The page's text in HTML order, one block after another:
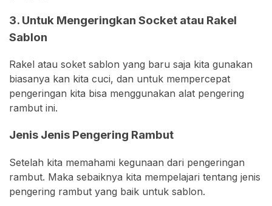
3. Untuk Mengeringkan Socket atau Rakel
Sablon
Rakel atau soket sablon yang baru saja kita gunakan
biasanya kan kita cuci, dan untuk mempercepat
pengeringan kita bisa menggunakan alat pengering
rambut ini.
Jenis Jenis Pengering Rambut
Setelah kita memahami kegunaan dari pengeringan
rambut. Maka sebaiknya kita mempelajari tentang jenis
pengering rambut yang baik untuk sablon.